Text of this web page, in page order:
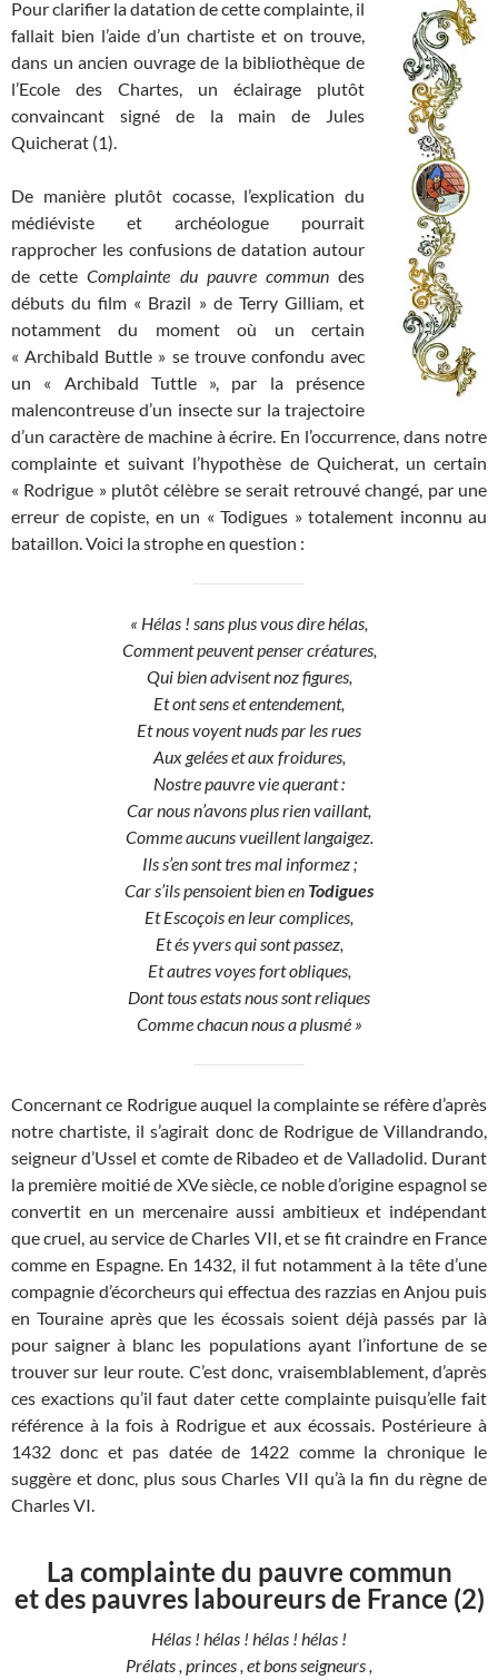
Pour clarifier la datation de cette complainte, il
fallait bien l’aide d’un chartiste et on trouve,
dans un ancien ouvrage de la bibliothèque de
l’Ecole des Chartes, un éclairage plutôt
convaincant signé de la main de Jules
Quicherat (1).
De manière plutôt cocasse, l’explication du
médiéviste et archéologue pourrait
rapprocher les confusions de datation autour
de cetteComplainte du pauvre commundes
débuts du film « Brazil » de Terry Gilliam, et
notamment du moment où un certain
« Archibald Buttle » se trouve confondu avec
un « Archibald Tuttle », par la présence
malencontreuse d’un insecte sur la trajectoire
d’un caractère de machine à écrire. En l’occurrence, dans notre
complainte et suivant l’hypothèse de Quicherat, un certain
« Rodrigue » plutôt célèbre se serait retrouvé changé, par une
erreur de copiste, en un « Todigues » totalement inconnu au
bataillon. Voici la strophe en question :
« Hélas ! sans plus vous dire hélas,
Comment peuvent penser créatures,
Qui bien advisent noz figures,
Et ont sens et entendement,
Et nous voyent nuds par les rues
Aux gelées et aux froidures,
Nostre pauvre vie querant :
Car nous n’avons plus rien vaillant,
Comme aucuns vueillent langaigez.
Ils s’en sont tres mal informez ;
Car s’ils pensoient bien en Todigues
Et Escoçois en leur complices,
Et és yvers qui sont passez,
Et autres voyes fort obliques,
Dont tous estats nous sont reliques
Comme chacun nous a plusmé »
Concernant ce Rodrigue auquel la complainte se réfère d’après
notre chartiste, il s’agirait donc de Rodrigue de Villandrando,
seigneur d’Ussel et comte de Ribadeo et de Valladolid. Durant
la première moitié de XVe siècle, ce noble d’origine espagnol se
convertit en un mercenaire aussi ambitieux et indépendant
que cruel, au service de Charles VII, et se fit craindre en France
comme en Espagne. En 1432, il fut notamment à la tête d’une
compagnie d’écorcheurs qui effectua des razzias en Anjou puis
en Touraine après que les écossais soient déjà passés par là
pour saigner à blanc les populations ayant l’infortune de se
trouver sur leur route. C’est donc, vraisemblablement, d’après
ces exactions qu’il faut dater cette complainte puisqu’elle fait
référence à la fois à Rodrigue et aux écossais. Postérieure à
1432 donc et pas datée de 1422 comme la chronique le
suggère et donc, plus sous Charles VII qu’à la fin du règne de
Charles VI.
La complainte du pauvre commun
et des pauvres laboureurs de France (2)
Hélas ! hélas ! hélas ! hélas !
Prélats , princes , et bons seigneurs ,